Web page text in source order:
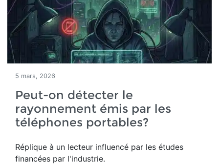
5 mars, 2026
Peut-on détecter le
rayonnement émis par les
téléphones portables?
Réplique à un lecteur influencé par les études
financées par l'industrie.